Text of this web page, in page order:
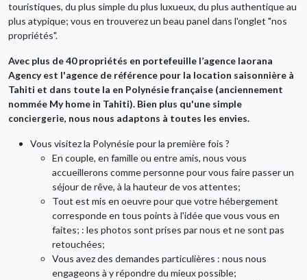
touristiques, du plus simple du plus luxueux, du plus authentique au
plus atypique; vous en trouverez un beau panel dans l'onglet "nos
propriétés".
Avec plus de 40 propriétés en portefeuille l’agence Iaorana
Agency est l'agence de référence pour la location saisonnière à
Tahiti et dans toute la en Polynésie française (anciennement
nommée My home in Tahiti). Bien plus qu'une simple
conciergerie, nous nous adaptons à toutes les envies.
Vous visitez la Polynésie pour la première fois ?
En couple, en famille ou entre amis, nous vous
accueillerons comme personne pour vous faire passer un
séjour de rêve, à la hauteur de vos attentes;
Tout est mis en oeuvre pour que votre hébergement
corresponde en tous points à l'idée que vous vous en
faites; : les photos sont prises par nous et ne sont pas
retouchées;
Vous avez des demandes particulières : nous nous
engageons à y répondre du mieux possible;